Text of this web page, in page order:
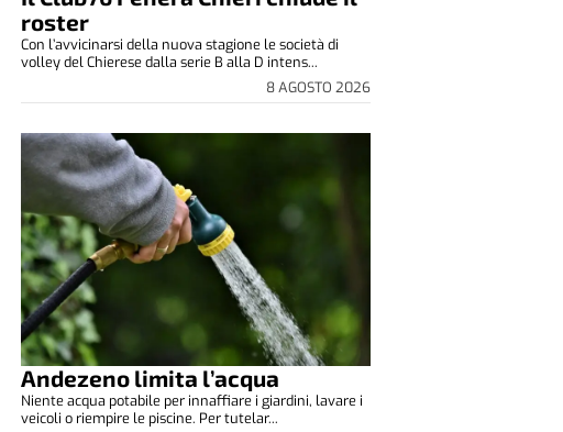
roster
8 AGOSTO 2026
Con l’avvicinarsi della nuova stagione le società di
volley del Chierese dalla serie B alla D intens...
Andezeno limita l’acqua
Niente acqua potabile per innaffiare i giardini, lavare i
veicoli o riempire le piscine. Per tutelar...